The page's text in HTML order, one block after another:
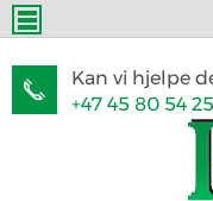
Kan vi hjelpe
+47 45 80 54 25